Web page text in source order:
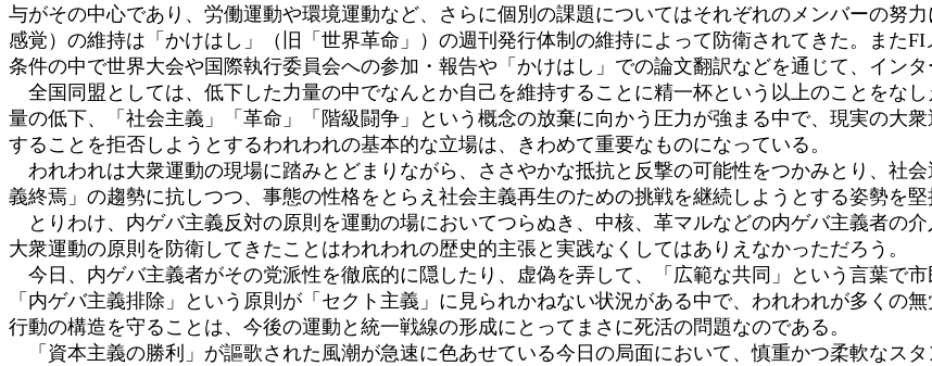
与がその中心であり、労働運動や環境運動など、さらに個別の課題についてはそれぞれのメンバーの努
感覚）の維持は「かけはし」（旧「世界革命」）の週刊発行体制の維持によって防衛されてきた。また
条件の中で世界大会や国際執行委員会への参加・報告や「かけはし」での論文翻訳などを通じて、インタ
全国同盟としては、低下した力量の中でなんとか自己を維持することに精一杯という以上のことをな
量の低下、「社会主義」「革命」「階級闘争」という概念の放棄に向かう圧力が強まる中で、現実の大
することを拒否しようとするわれわれの基本的な立場は、きわめて重要なものになっている。
われわれは大衆運動の現場に踏みとどまりながら、ささやかな抵抗と反撃の可能性をつかみとり、社
義終焉」の趨勢に抗しつつ、事態の性格をとらえ社会主義再生のための挑戦を継続しようとする姿勢を堅
とりわけ、内ゲバ主義反対の原則を運動の場においてつらぬき、中核、革マルなどの内ゲバ主義者の
大衆運動の原則を防衛してきたことはわれわれの歴史的主張と実践なくしてはありえなかっただろう。
今日、内ゲバ主義者がその党派性を徹底的に隠したり、虚偽を弄して、「広範な共同」という言葉で
「内ゲバ主義排除」という原則が「セクト主義」に見られかねない状況がある中で、われわれが多くの
行動の構造を守ることは、今後の運動と統一戦線の形成にとってまさに死活の問題なのである。
「資本主義の勝利」が謳歌された風潮が急速に色あせている今日の局面において、慎重かつ柔軟なス